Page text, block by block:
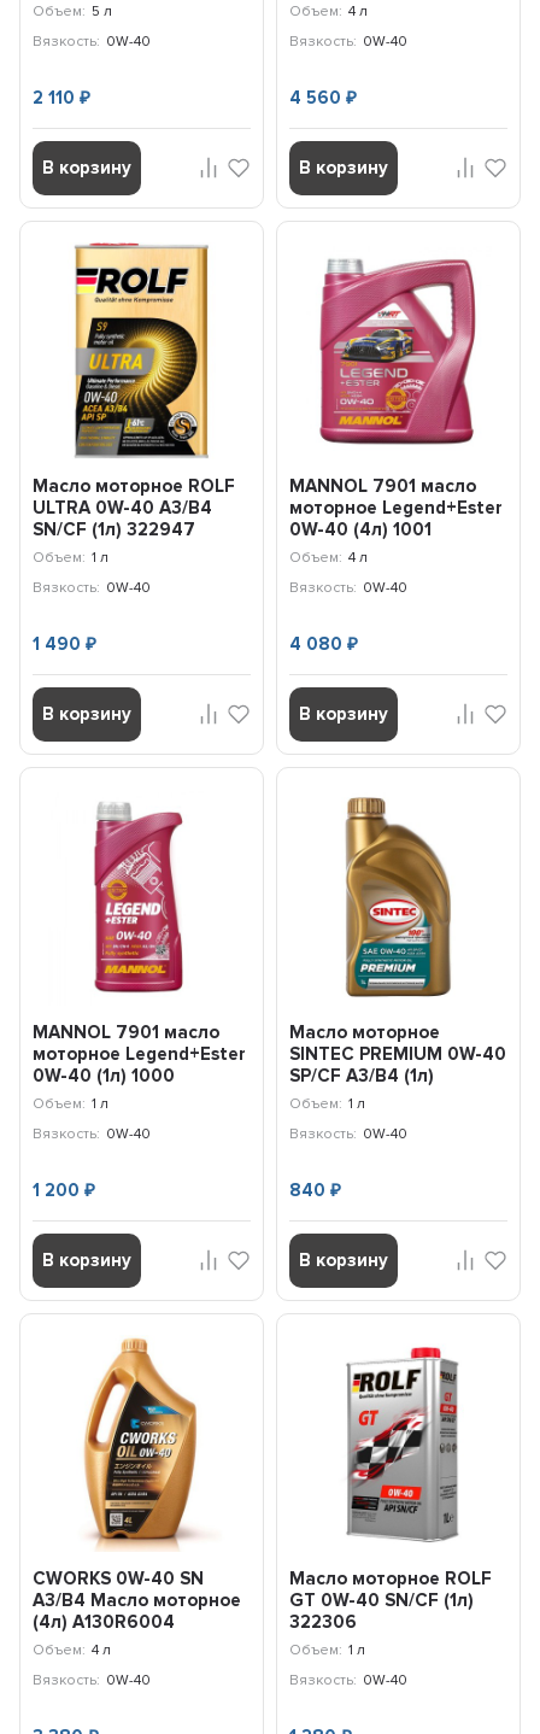
Объем: 5 л
Вязкость: 0W-40
2 110₽
В корзину
Объем: 4 л
Вязкость: 0W-40
4 560 ₽
В корзину
Масло моторное ROLF
ULTRA 0W-40 A3/B4
SN/CF (1л) 322947
Объем: 1 л
Вязкость: 0W-40
1 490₽
В корзину
MANNOL 7901 масло
моторное Legend+Ester
0W-40 (4л) 1001
Объем: 4 л
Вязкость: 0W-40
4 080 ₽
В корзину
MANNOL 7901 масло
моторное Legend+Ester
0W-40 (1л) 1000
Объем: 1 л
Вязкость: 0W-40
1 200₽
В корзину
Масло моторное
SINTEC PREMIUM 0W-40
SP/CF A3/B4 (1л)
322777
Объем: 1 л
Вязкость: 0W-40
840 ₽
В корзину
CWORKS 0W-40 SN
A3/B4 Масло моторное
(4л) A130R6004
Объем: 4 л
Вязкость: 0W-40
Масло моторное ROLF
GT 0W-40 SN/CF (1л)
322306
Объем: 1 л
Вязкость: 0W-40